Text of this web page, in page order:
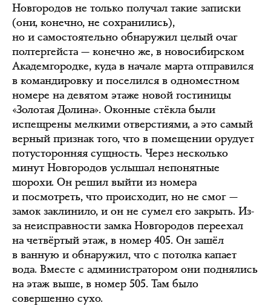
Новгородов не только получал такие записки
(они, конечно, не сохранились),
но и самостоятельно обнаружил целый очаг
полтергейста — конечно же, в новосибирском
Академгородке, куда в начале марта отправился
в командировку и поселился в одноместном
номере на девятом этаже новой гостиницы
«Золотая Долина». Оконные стёкла были
испещрены мелкими отверстиями, а это самый
верный признак того, что в помещении орудует
потусторонняя сущность. Через несколько
минут Новгородов услышал непонятные
шорохи. Он решил выйти из номера
и посмотреть, что происходит, но не смог —
замок заклинило, и он не сумел его закрыть. Из-
за неисправности замка Новгородов переехал
на четвёртый этаж, в номер 405. Он зашёл
в ванную и обнаружил, что с потолка капает
вода. Вместе с администратором они поднялись
на этаж выше, в номер 505. Там было
совершенно сухо.